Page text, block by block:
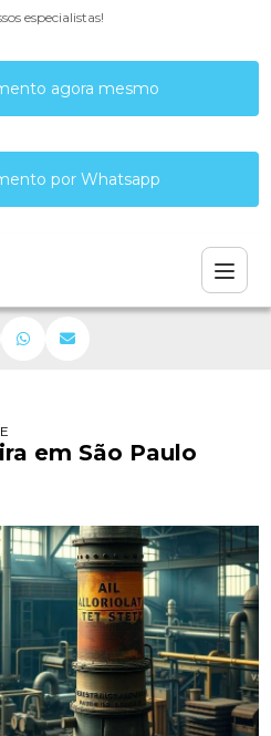
especialistas!
agora mesmo
por Whatsapp
CALDEIRA EM SÃO PAULO
em São Paulo